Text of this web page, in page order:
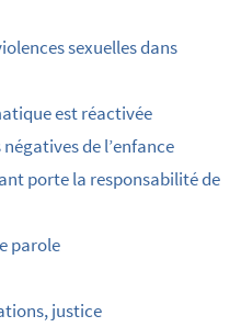
sexuelles dans
est réactivée
de l’enfance
porte la responsabilité de
parole
justice